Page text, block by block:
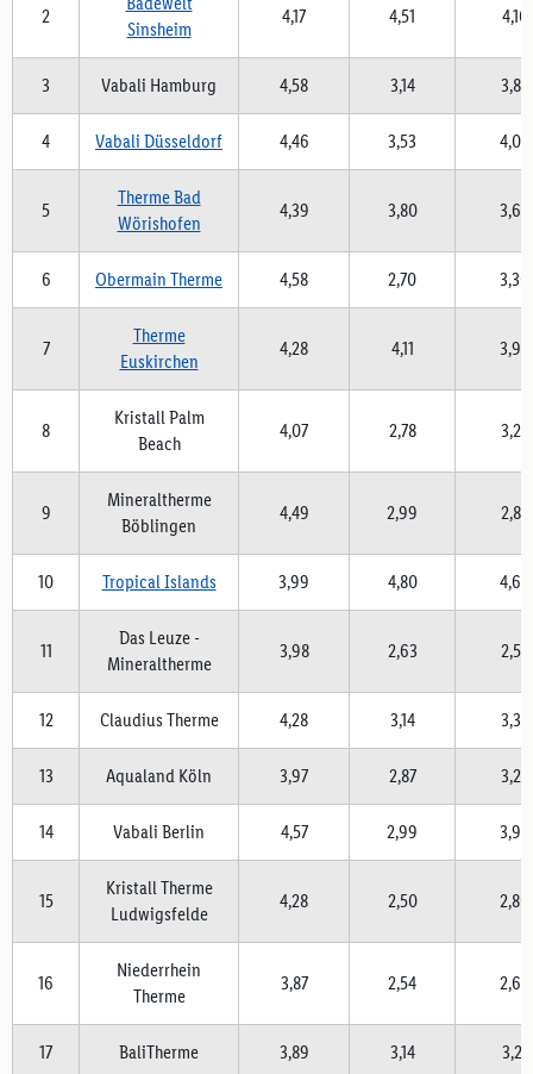
2
Sinsheim
4,17 4,51 4,10
3 Vabali Hamburg 4,58 3,14 3,83
4 Vabali Düsseldorf 4,46 3,53 4,06
5
Therme Bad
Wörishofen
4,39 3,80 3,65
6 Obermain Therme 4,58 2,70 3,30
7
Therme
Euskirchen
4,28 4,11 3,96
8
Kristall Palm
Beach
4,07 2,78 3,22
9
Mineraltherme
Böblingen
4,49 2,99 2,85
10 Tropical Islands 3,99 4,80 4,60
11
Das Leuze -
Mineraltherme
3,98 2,63 2,57
12 Claudius Therme 4,28 3,14 3,34
13 Aqualand Köln 3,97 2,87 3,24
14 Vabali Berlin 4,57 2,99 3,92
15
Kristall Therme
Ludwigsfelde
4,28 2,50 2,80
16
Niederrhein
Therme
3,87 2,54 2,65
17 BaliTherme 3,89 3,14 3,21